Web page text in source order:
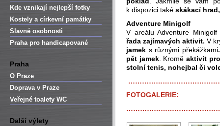
Kde vznikají nejlepší fotky
Kostely a církevní památky
Slavné osobnosti
Praha pro handicapované
Praha
O Praze
Doprava v Praze
Veřejné toalety WC
Další výlety
k dispozici také skákací
Adventure Minigolf
V areálu Adventure
řada zajímavých aktivit. V
jamek s různými překážkami
pět jamek. Kromě aktivit
stolní tenis, nohejbal či
FOTOGALERIE: